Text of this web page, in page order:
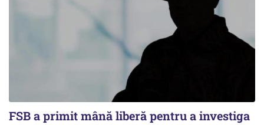
FSB a primit mână liberă pentru a investiga